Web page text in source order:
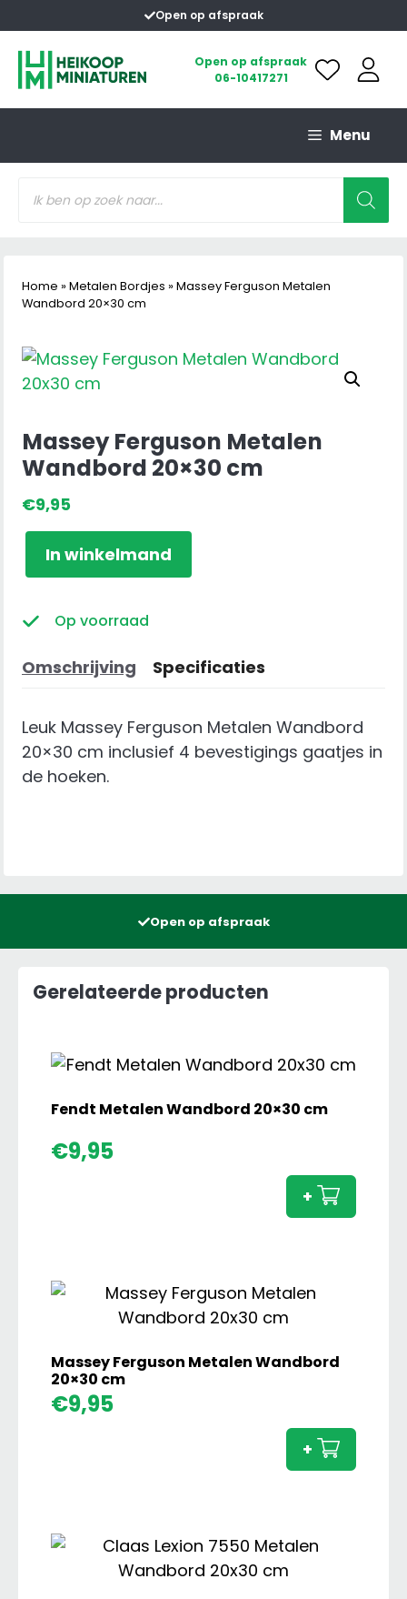
naar
inhoud
Open op afspraak
Open op afspraak
06-10417271
Menu
zoeken
Home » Metalen Bordjes » Massey Ferguson Metalen
Wandbord 20×30 cm
Massey Ferguson Metalen
Wandbord 20×30 cm
€9,95
Massey
Ferguson
Wandbord
cm
In winkelmand
Op voorraad
Omschrijving Specificaties
Leuk Massey Ferguson Metalen Wandbord
20×30 cm inclusief 4 bevestigings gaatjes in
de hoeken.
Open op afspraak
Gerelateerde producten
Fendt Metalen Wandbord 20×30 cm
€9,95
20x30
+
Massey Ferguson Metalen Wandbord
20×30 cm
€9,95
+